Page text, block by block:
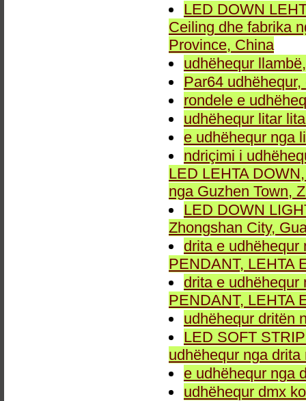
LED DOWN
Ceiling dhe fabrika
Province, China
udhëhequr
Par64
rondele e
udhëhequr litar
e udhëhequr nga
ndriçimi i
LED LEHTA
nga Guzhen Town,
LED DOWN
Zhongshan City,
drita e udhëhequr
PENDANT, LEHTA
drita e udhëhequr
PENDANT, LEHTA
udhëhequr dritën
LED SOFT
udhëhequr nga
e udhëhequr nga
udhëhequr dmx